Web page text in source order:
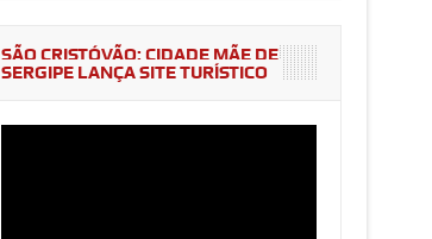
SÃO CRISTÓVÃO: CIDADE MÃE DE
SERGIPE LANÇA SITE TURÍSTICO